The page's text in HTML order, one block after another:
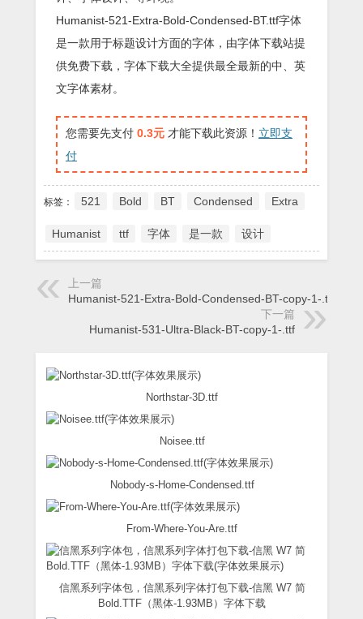
Humanist-521-Extra-Bold-Condensed-BT.ttf字体
是一款用于标题设计方面的字体，由字体下载站提
供免费下载，字体下载大全提供最全最新的中、英
文字体素材。
您需要先支付 0.3元 才能下载此资源！ 立即支
付
标签： 521 Bold BT Condensed Extra
Humanist ttf 字体 是一款 设计
上一篇
Humanist-521-Extra-Bold-Condensed-BT-copy-1-.ttf
下一篇
Humanist-531-Ultra-Black-BT-copy-1-.ttf
Northstar-3D.ttf
Noisee.ttf
Nobody-s-Home-Condensed.ttf
From-Where-You-Are.ttf
信黑系列字体包，信黑系列字体打包下载-信黑 W7 简
Bold.TTF（黑体-1.93MB）字体下载